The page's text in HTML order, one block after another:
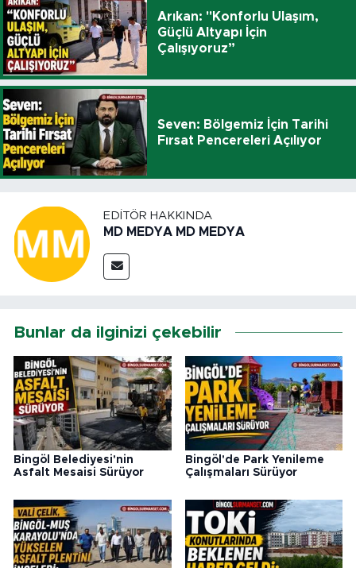
Arıkan: "Konforlu Ulaşım,
Güçlü Altyapı İçin
Çalışıyoruz”
Seven: Bölgemiz İçin Tarihi
Fırsat Pencereleri Açılıyor
EDITÖR HAKKINDA
MD MEDYA MD MEDYA
Bunlar da ilginizi çekebilir
Bingöl Belediyesi'nin
Asfalt Mesaisi Sürüyor
Bingöl'de Park Yenileme
Çalışmaları Sürüyor